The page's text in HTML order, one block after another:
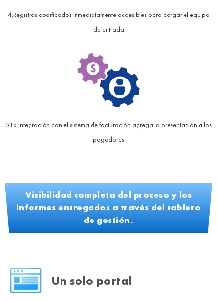
4.Registros codificados inmediatamente accesibles para cargar el equipo
de entrada
5.La integración con el sistema de facturación agrega la presentación a los
pagadores
Visibilidad completa del proceso y los
informes entregados a través del tablero
de gestión.
Un solo portal